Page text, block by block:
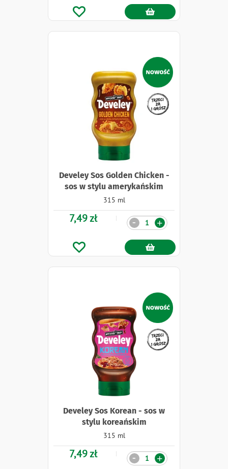
Develey Sos Golden Chicken -
sos w stylu amerykańskim
315 ml
Naklejki
7,49 zł Ilość +
-
Develey Sos Korean - sos w
stylu koreańskim
315 ml
Naklejki
7,49 zł Ilość +
-